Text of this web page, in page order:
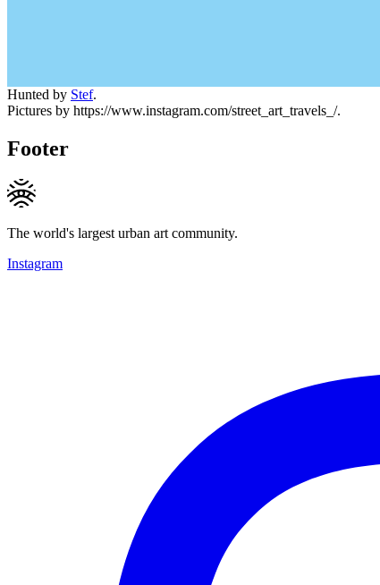
Hunted by Stef.
Pictures by https://www.instagram.com/street_art_travels_/.
Footer
The world's largest urban art community.
Instagram